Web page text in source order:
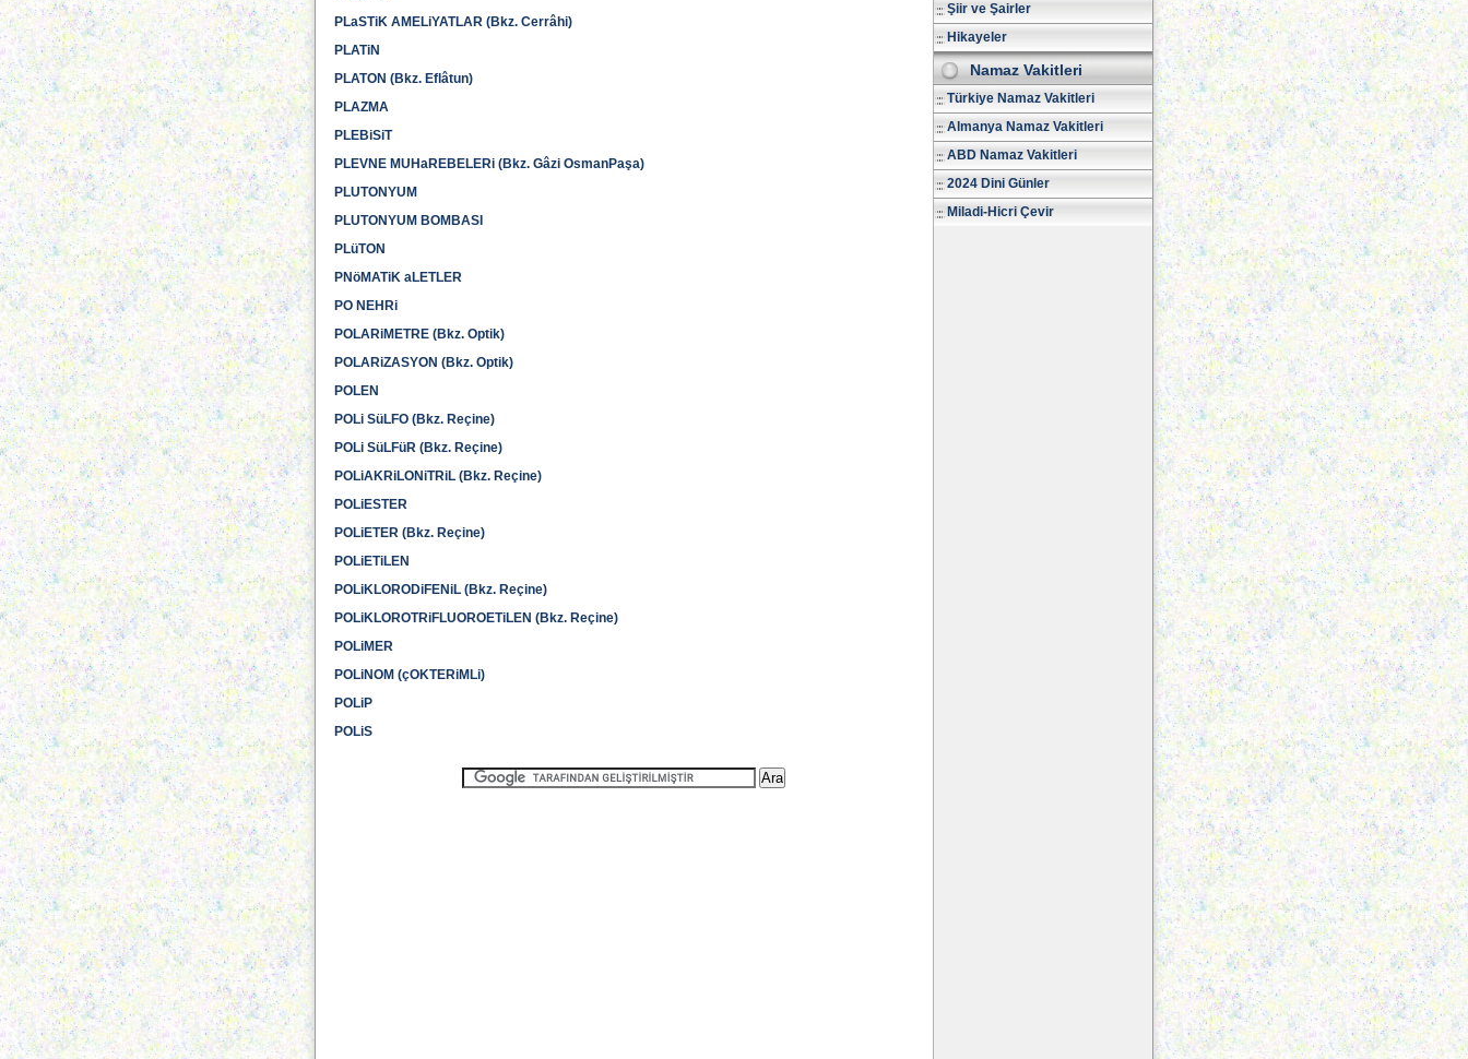
PLaSTiK AMELiYATLAR (Bkz. Cerrâhi)
PLATiN
PLATON (Bkz. Eflâtun)
PLAZMA
PLEBiSiT
PLEVNE MUHaREBELERi (Bkz. Gâzi OsmanPaşa)
PLUTONYUM
PLUTONYUM BOMBASI
PLüTON
PNöMATiK aLETLER
PO NEHRi
POLARiMETRE (Bkz. Optik)
POLARiZASYON (Bkz. Optik)
POLEN
POLi SüLFO (Bkz. Reçine)
POLi SüLFüR (Bkz. Reçine)
POLiAKRiLONiTRiL (Bkz. Reçine)
POLiESTER
POLiETER (Bkz. Reçine)
POLiETiLEN
POLiKLORODiFENiL (Bkz. Reçine)
POLiKLOROTRiFLUOROETiLEN (Bkz. Reçine)
POLiMER
POLiNOM (çOKTERiMLi)
POLiP
POLiS
Şiir ve Şairler
Hikayeler
Namaz Vakitleri
Türkiye Namaz Vakitleri
Almanya Namaz Vakitleri
ABD Namaz Vakitleri
2024 Dini Günler
Miladi-Hicri Çevir